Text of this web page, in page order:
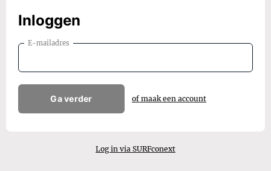
Inloggen
E-mailadres
Ga verder of maak een account
Log in via SURFconext